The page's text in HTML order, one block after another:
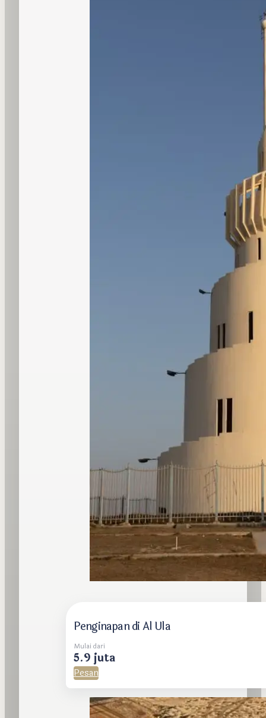
Penginapan di Al Ula
Mulai dari
5.9 juta
Pesan